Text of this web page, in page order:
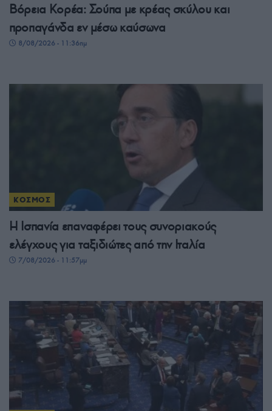
Βόρεια Κορέα: Σούπα με κρέας σκύλου και
προπαγάνδα εν μέσω καύσωνα
8/08/2026 - 11:36πμ
ΚΟΣΜΟΣ
Η Ισπανία επαναφέρει τους συνοριακούς
ελέγχους για ταξιδιώτες από την Ιταλία
7/08/2026 - 11:57μμ